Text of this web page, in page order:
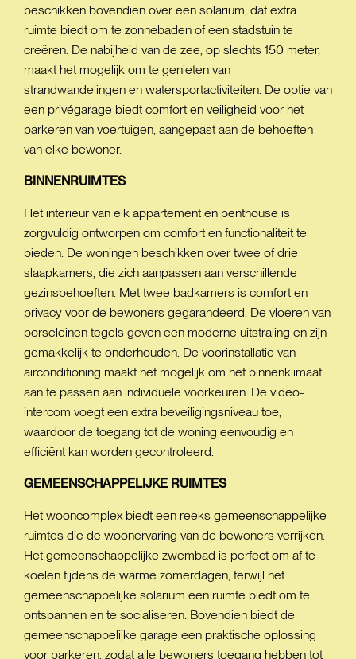
beschikken bovendien over een solarium, dat extra
ruimte biedt om te zonnebaden of een stadstuin te
creëren. De nabijheid van de zee, op slechts 150 meter,
maakt het mogelijk om te genieten van
strandwandelingen en watersportactiviteiten. De optie van
een privégarage biedt comfort en veiligheid voor het
parkeren van voertuigen, aangepast aan de behoeften
van elke bewoner.
BINNENRUIMTES
Het interieur van elk appartement en penthouse is
zorgvuldig ontworpen om comfort en functionaliteit te
bieden. De woningen beschikken over twee of drie
slaapkamers, die zich aanpassen aan verschillende
gezinsbehoeften. Met twee badkamers is comfort en
privacy voor de bewoners gegarandeerd. De vloeren van
porseleinen tegels geven een moderne uitstraling en zijn
gemakkelijk te onderhouden. De voorinstallatie van
airconditioning maakt het mogelijk om het binnenklimaat
aan te passen aan individuele voorkeuren. De video-
intercom voegt een extra beveiligingsniveau toe,
waardoor de toegang tot de woning eenvoudig en
efficiënt kan worden gecontroleerd.
GEMEENSCHAPPELIJKE RUIMTES
Het wooncomplex biedt een reeks gemeenschappelijke
ruimtes die de woonervaring van de bewoners verrijken.
Het gemeenschappelijke zwembad is perfect om af te
koelen tijdens de warme zomerdagen, terwijl het
gemeenschappelijke solarium een ruimte biedt om te
ontspannen en te socialiseren. Bovendien biedt de
gemeenschappelijke garage een praktische oplossing
voor parkeren, zodat alle bewoners toegang hebben tot